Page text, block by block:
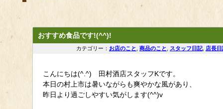
おすすめ食品です!(^^)!
カテゴリー： お店のこと 商品のこと スタッフ日記, 店長日
こんにちは(^.^) 田村酒店スタッフKです。
本日の村上市は暑いながらも爽やかな風があり、
昨日より過ごしやすい気がします(^^)v